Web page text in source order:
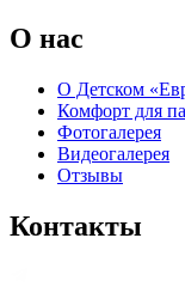
О нас
О Детском
Комфорт для
Фотогалерея
Видеогалерея
Отзывы
Контакты